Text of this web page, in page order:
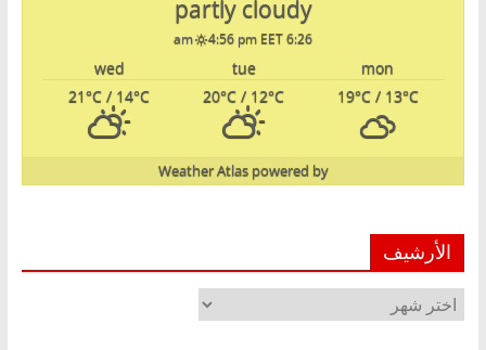
partly cloudy
6:26 am
4:56 pm EET
mon
tue
wed
19°C/ 13°C
20°C / 12°C
21°C / 14°C
powered by
Weather Atlas
الأرشيف
الأرشيف